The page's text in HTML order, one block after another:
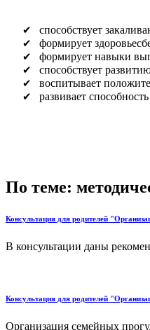
способствует
формирует
формирует навыки
способствует
воспитывает
развивает
По теме:
Консультация для родителей
В консультации даны
Консультация для родителей
Организация семейных